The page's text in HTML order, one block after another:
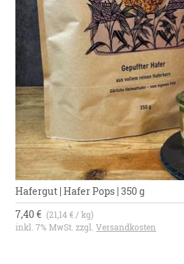
Hafergut | Hafer Pops | 350 g
7,40 € (21,14 € / kg)
inkl. 7% MwSt. zzgl.Versandkosten